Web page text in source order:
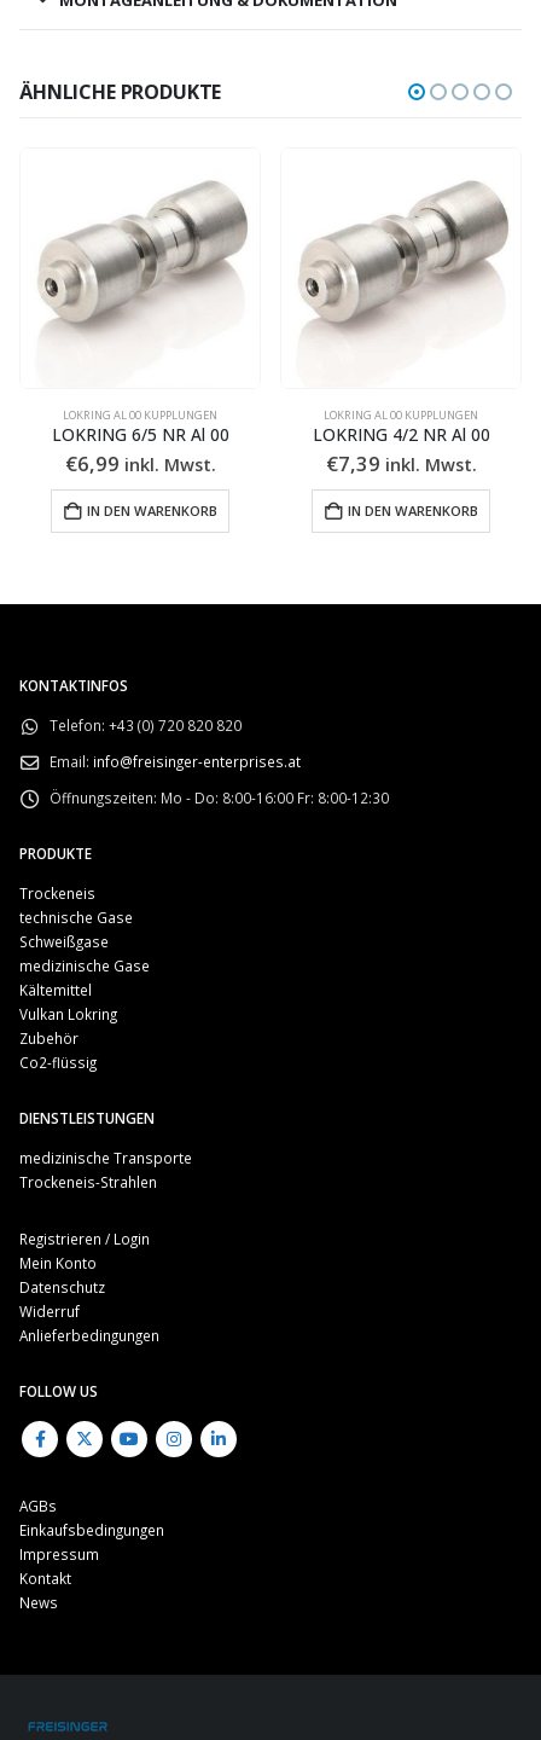
ÄHNLICHE PRODUKTE
LOKRING AL 00 KUPPLUNGEN
LOKRING 4/2 NR Al 00
€ 7,39 inkl. Mwst.
IN DEN WARENKORB
LOKRING AL 00 KUPPLUNGEN
LOKRING 8/7 NR Al 00
€ 6,99 inkl. Mwst.
IN DEN WARENKORB
KONTAKTINFOS
Telefon: +43 (0) 720 820 820
Email: info@freisinger-enterprises.at
Öffnungszeiten: Mo - Do: 8:00-16:00 Fr: 8:00-12:30
PRODUKTE
Trockeneis
technische Gase
Schweißgase
medizinische Gase
Kältemittel
Vulkan Lokring
Zubehör
Co2-flüssig
DIENSTLEISTUNGEN
medizinische Transporte
Trockeneis-Strahlen
Registrieren / Login
Mein Konto
Datenschutz
Widerruf
Anlieferbedingungen
FOLLOW US
AGBs
Einkaufsbedingungen
Impressum
Kontakt
News